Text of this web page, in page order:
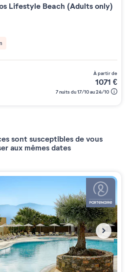
Lifestyle Beach (Adults only)
à partir de
1071 €
7 nuits du 17/10 au 24/10
sont susceptibles de vous
aux mêmes dates